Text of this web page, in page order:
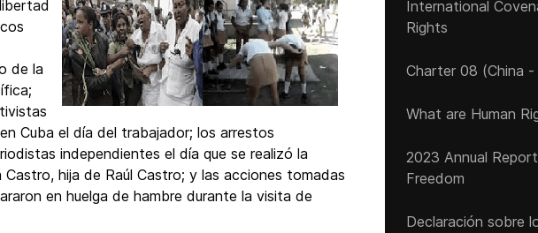
de la
Cuba el día del trabajador; los arrestos
independientes el día que se realizó la
hija de Raúl Castro; y las acciones tomadas
en huelga de hambre durante la visita de
International
Rights
Charter 08 (China
What are Human
2023 Annual
Freedom
Declaración sobre